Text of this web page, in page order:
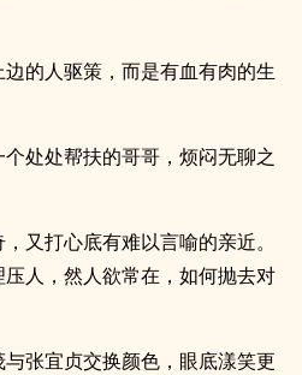
的人驱策，而是有血有肉的生
处处帮扶的哥哥，烦闷无聊之
又打心底有难以言喻的亲近。
人，然人欲常在，如何抛去对
张宜贞交换颜色，眼底漾笑更